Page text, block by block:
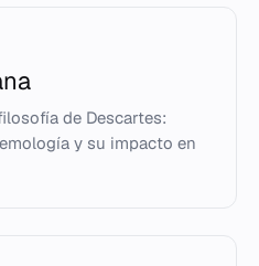
de Descartes:
y su impacto en